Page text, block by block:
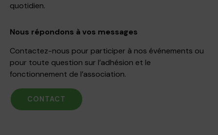
quotidien.
Nous répondons à vos messages
Contactez-nous pour participer à nos événements ou
pour toute question sur l’adhésion et le
fonctionnement de l’association.
CONTACT